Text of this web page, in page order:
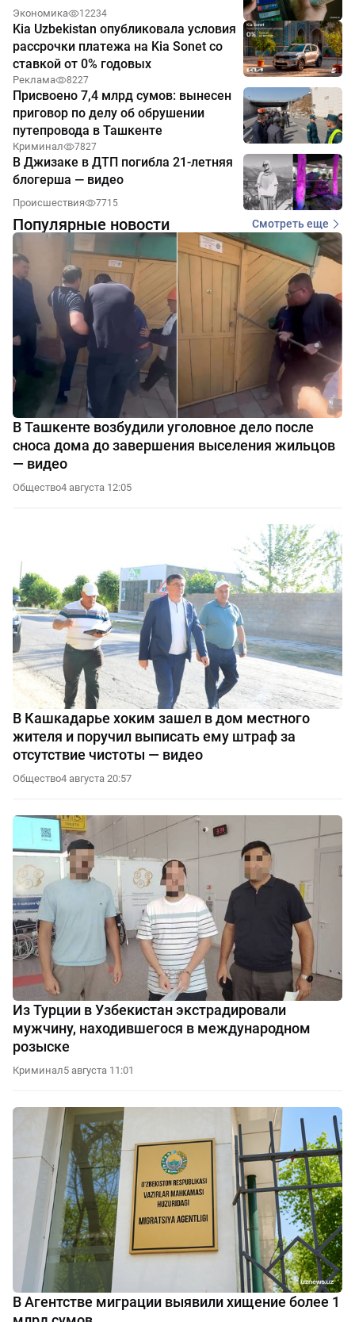
Экономика 12234
Kia Uzbekistan опубликовала условия
рассрочки платежа на Kia Sonet со
ставкой от 0% годовых
Реклама 8227
Присвоено 7,4 млрд сумов: вынесен
приговор по делу об обрушении
путепровода в Ташкенте
Криминал 7827
В Джизаке в ДТП погибла 21-летняя
блогерша — видео
Происшествия 7715
Популярные новости Смотреть еще
В Ташкенте возбудили уголовное дело после
сноса дома до завершения выселения жильцов
— видео
Общество4 августа 12:05
В Кашкадарье хоким зашел в дом местного
жителя и поручил выписать ему штраф за
отсутствие чистоты — видео
Общество4 августа 20:57
Из Турции в Узбекистан экстрадировали
мужчину, находившегося в международном
розыске
Криминал5 августа 11:01
В Агентстве миграции выявили хищение более 1